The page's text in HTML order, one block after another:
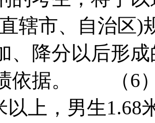
辖市、自治区)
、降分以后形
依据。 （6）
以上，男生